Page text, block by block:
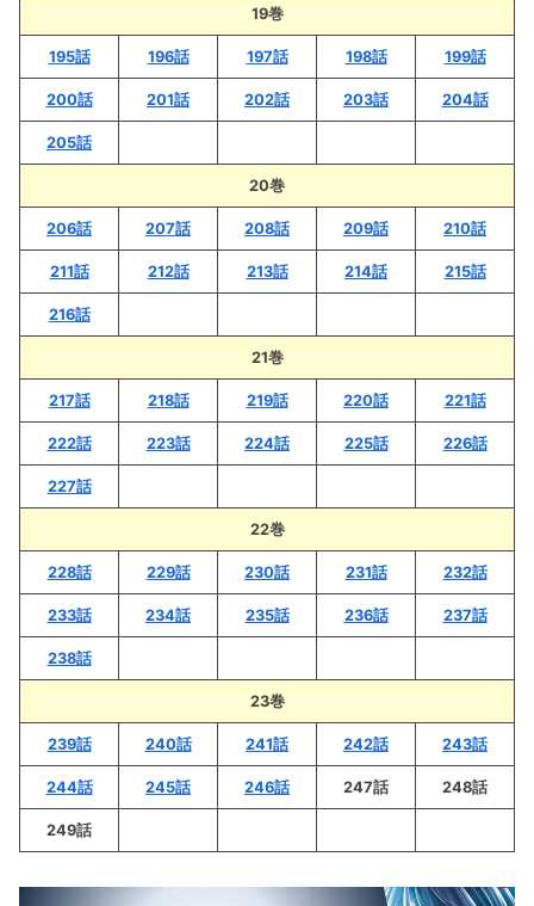
19巻
195話 196話 197話 198話 199話
200話 201話 202話 203話 204話
205話
20巻
206話 207話 208話 209話 210話
211話 212話 213話 214話 215話
216話
21巻
217話 218話 219話 220話 221話
222話 223話 224話 225話 226話
227話
22巻
228話 229話 230話 231話 232話
233話 234話 235話 236話 237話
238話
23巻
239話 240話 241話 242話 243話
244話 245話 246話 247話 248話
249話